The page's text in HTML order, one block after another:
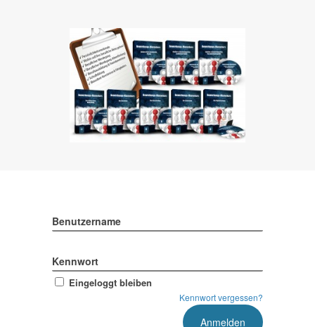
Benutzername
Kennwort
Eingeloggt bleiben
Kennwort vergessen?